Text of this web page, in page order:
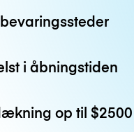
i åbningstiden
op til$2500